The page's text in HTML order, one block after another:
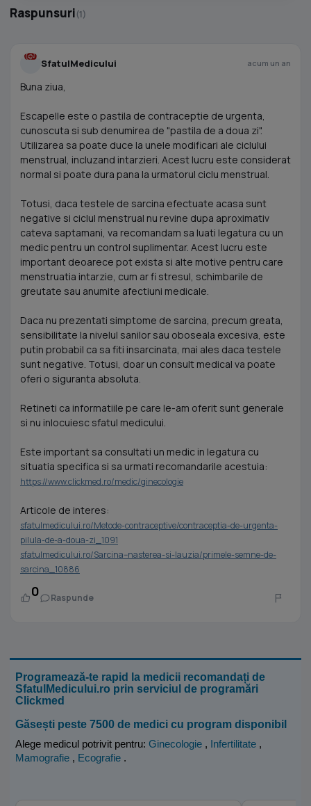
Raspunsuri(1)
SfatulMedicului acum un an
Buna ziua,
Escapelle este o pastila de contraceptie de urgenta,
cunoscuta si sub denumirea de "pastila de a doua zi".
Utilizarea sa poate duce la unele modificari ale ciclului
menstrual, incluzand intarzieri. Acest lucru este considerat
normal si poate dura pana la urmatorul ciclu menstrual.
Totusi, daca testele de sarcina efectuate acasa sunt
negative si ciclul menstrual nu revine dupa aproximativ
cateva saptamani, va recomandam sa luati legatura cu un
medic pentru un control suplimentar. Acest lucru este
important deoarece pot exista si alte motive pentru care
menstruatia intarzie, cum ar fi stresul, schimbarile de
greutate sau anumite afectiuni medicale.
Daca nu prezentati simptome de sarcina, precum greata,
sensibilitate la nivelul sanilor sau oboseala excesiva, este
putin probabil ca sa fiti insarcinata, mai ales daca testele
sunt negative. Totusi, doar un consult medical va poate
oferi o siguranta absoluta.
Retineti ca informatiile pe care le-am oferit sunt generale
si nu inlocuiesc sfatul medicului.
Este important sa consultati un medic in legatura cu
situatia specifica si sa urmati recomandarile acestuia:
https://www.clickmed.ro/medic/ginecologie
Articole de interes:
sfatulmedicului.ro/Metode-contraceptive/contraceptia-de-urgenta-
pilula-de-a-doua-zi_1091
sfatulmedicului.ro/Sarcina--nasterea-si-lauzia/primele-semne-de-
sarcina_10886
0 Raspunde
Programează-te rapid la medicii recomandați de
SfatulMedicului.ro prin serviciul de programări
Clickmed
Găsești peste 7500 de medici cu program disponibil
Alege medicul potrivit pentru: Ginecologie , Infertilitate ,
Mamografie , Ecografie .